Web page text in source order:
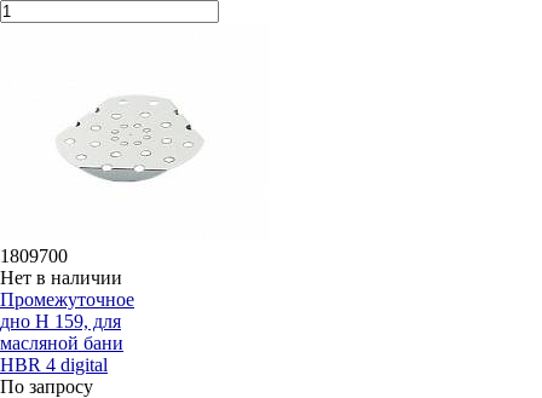
1809700
Нет в наличии
Промежуточное
дно H 159, для
масляной бани
HBR 4 digital
По запросу